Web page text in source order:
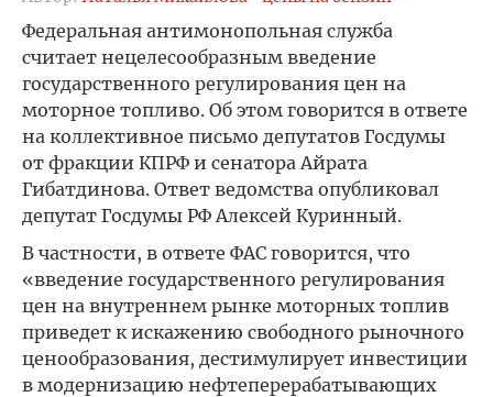
Федеральная антимонопольная служба
считает нецелесообразным введение
государственного регулирования цен на
моторное топливо. Об этом говорится в ответе
на коллективное письмо депутатов Госдумы
от фракции КПРФ и сенатора Айрата
Гибатдинова. Ответ ведомства опубликовал
депутат Госдумы РФ Алексей Куринный.
В частности, в ответе ФАС говорится, что
«введение государственного регулирования
цен на внутреннем рынке моторных топлив
приведет к искажению свободного рыночного
ценообразования, дестимулирует инвестиции
в модернизацию нефтеперерабатывающих